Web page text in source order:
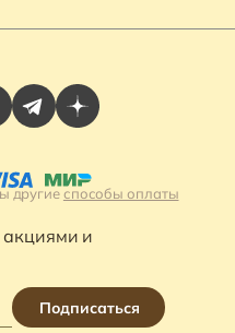
акциями и
Подписаться
другиеспособы оплаты